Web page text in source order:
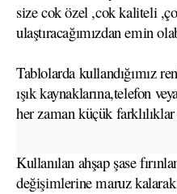
size cok özel ,cok kaliteli
ulaştıracağımızdan emin
Tablolarda kullandığımız
ışık kaynaklarına,telefon
her zaman küçük
Kullanılan ahşap şase
değişimlerine maruz